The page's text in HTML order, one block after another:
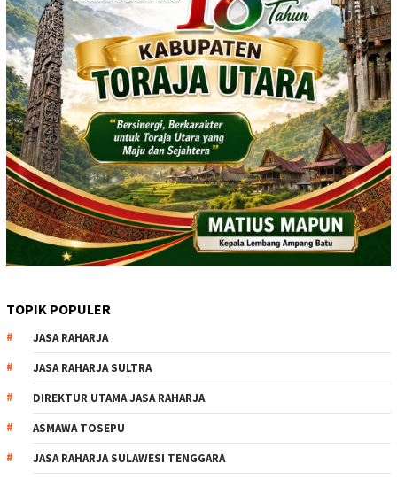
TOPIK POPULER
JASA RAHARJA
JASA RAHARJA SULTRA
DIREKTUR UTAMA JASA RAHARJA
ASMAWA TOSEPU
JASA RAHARJA SULAWESI TENGGARA